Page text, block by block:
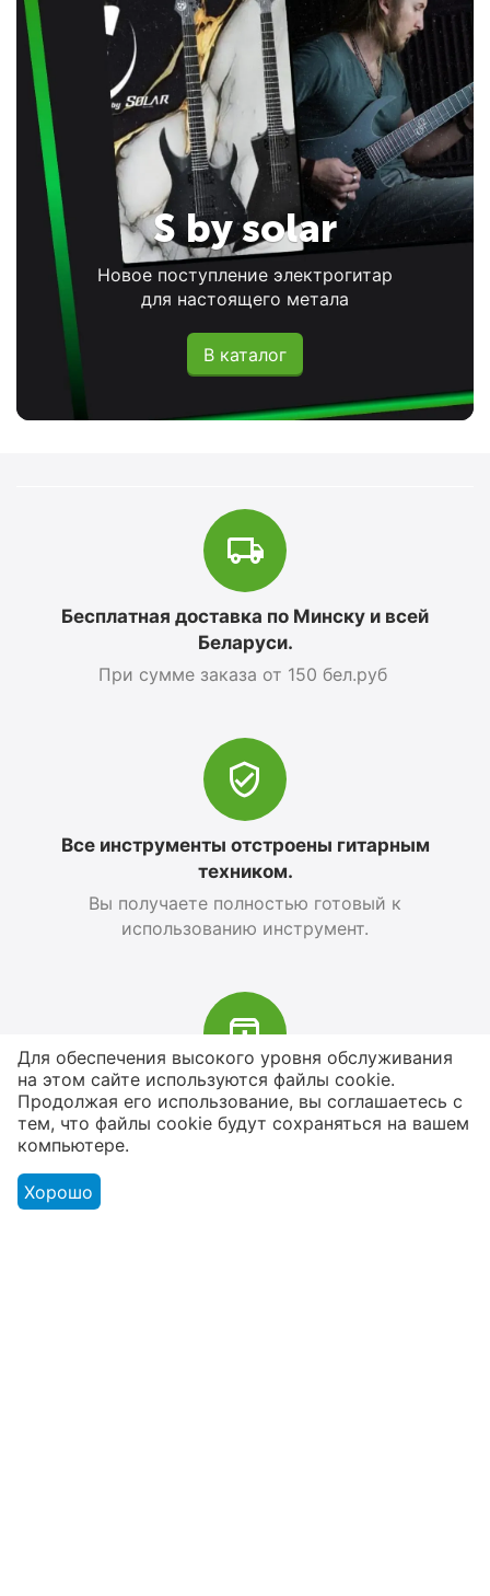
S by solar
Новое поступление электрогитар
для настоящего метала
В каталог
Бесплатная доставка по Минску и всей
Беларуси.
При сумме заказа от 150 бел.руб
Все инструменты отстроены гитарным
техником.
Вы получаете полностью готовый к
использованию инструмент.
В наличии более 4000 наименований
товаров
От расходников до сценического
Для обеспечения высокого уровня обслуживания
на этом сайте используются файлы cookie.
Продолжая его использование, вы соглашаетесь с
тем, что файлы cookie будут сохраняться на вашем
компьютере.
Хорошо